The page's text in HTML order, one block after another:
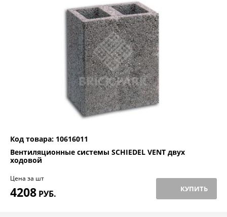
Код товара: 10616011
Вентиляционные системы SCHIEDEL VENT двух
ходовой
Цена за шт
4208 РУБ. КУПИТЬ